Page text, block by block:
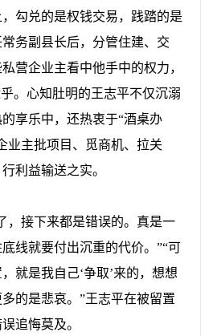
兑的是权钱交易，践踏的是
务副县长后，分管住建、交
营企业主看中他手中的权力，
。心知肚明的王志平不仅沉溺
享乐中，还热衷于“酒桌办
业主批项目、觅商机、拉关
利益输送之实。
接下来都是错误的。真是一
线就要付出沉重的代价。”“可
就是我自己‘争取’来的，想想
的是悲哀。”王志平在被留置
追悔莫及。